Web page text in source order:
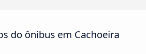
do ônibus em Cachoeira